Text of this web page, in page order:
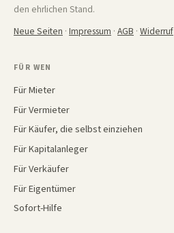
den ehrlichen Stand.
Neue Seiten · Impressum · AGB · Widerruf
FÜR WEN
Für Mieter
Für Vermieter
Für Käufer, die selbst einziehen
Für Kapitalanleger
Für Verkäufer
Für Eigentümer
Sofort-Hilfe